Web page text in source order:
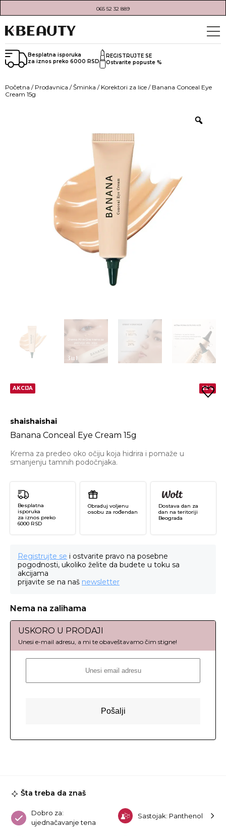
065 52 32 889
Besplatna isporuka
za iznos preko 6000 RSD
REGISTRUJTE SE
Ostvarite popuste %
Početna / Prodavnica /Šminka / Korektori za lice / Banana Conceal Eye
Cream 15g
AKCIJA 25%
shaishaishai
Banana Conceal Eye Cream 15g
Krema za predeo oko očiju koja hidrira i pomaže u
smanjenju tamnih podočnjaka.
Besplatna
isporuka
za iznos preko
6000 RSD
Obraduj voljenu
osobu za rođendan
Dostava dan za
dan na teritoriji
Beograda
Registrujte se i ostvarite pravo na posebne
pogodnosti, ukoliko želite da budete u toku sa
akcijama
prijavite se na naš newsletter
Nema na zalihama
USKORO U PRODAJI
Šta treba da znaš
Dobro za:
ujednačavanje tena
Sastojak: Panthenol